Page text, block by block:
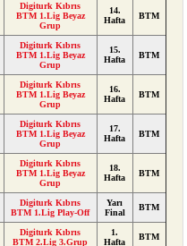
Digiturk Kıbrıs
BTM 1.Lig Beyaz
Grup
14.
Hafta
BTM
Digiturk Kıbrıs
BTM 1.Lig Beyaz
Grup
15.
Hafta
BTM
Digiturk Kıbrıs
BTM 1.Lig Beyaz
Grup
16.
Hafta
BTM
Digiturk Kıbrıs
BTM 1.Lig Beyaz
Grup
17.
Hafta
BTM
Digiturk Kıbrıs
BTM 1.Lig Beyaz
Grup
18.
Hafta
BTM
Digiturk Kıbrıs
BTM 1.Lig Play-Off
Yarı
Final
BTM
Digiturk Kıbrıs
BTM 2.Lig 3.Grup
1.
Hafta
BTM